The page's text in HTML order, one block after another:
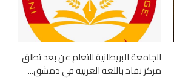
الجامعة البريطانية للتعلم عن بعد تطلق
مركز نفاذ باللغة العربية في دمشق...